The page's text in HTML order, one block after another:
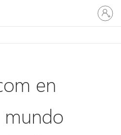
Iniciar
sesión
en
cuenta
en